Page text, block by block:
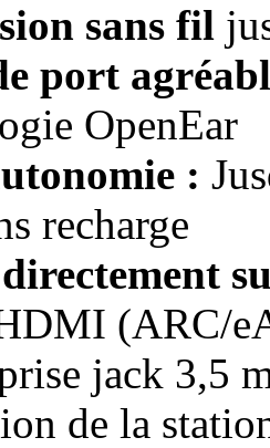
sans fil
port
OpenEar
:
recharge
(ARC/
jack 3,5
de la